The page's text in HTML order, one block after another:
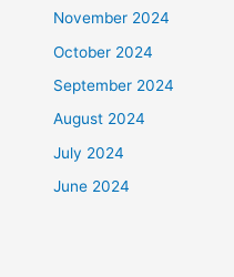
November 2024
October 2024
September 2024
August 2024
July 2024
June 2024